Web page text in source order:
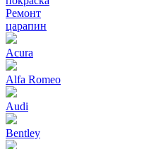
Ремонт
царапин
Acura
Alfa Romeo
Audi
Bentley